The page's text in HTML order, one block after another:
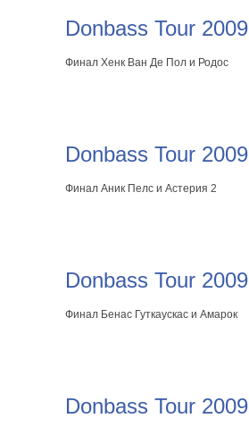
Donbass Tour 2009
Финал Хенк Ван Де Пол и Родос
Donbass Tour 2009
Финал Аник Пелс и Астерия 2
Donbass Tour 2009
Финал Бенас Гуткаускас и Амарок
Donbass Tour 2009